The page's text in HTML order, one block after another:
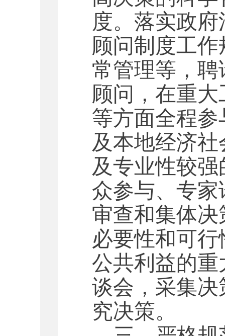
度。落实政
顾问制度工
常管理等，
顾问，在重
等方面全程
及本地经济
及专业性较
众参与、专
审查和集体
必要性和可
公共利益的
谈会，采集
究决策。